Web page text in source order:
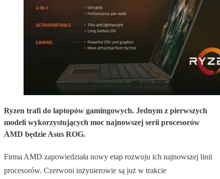
Ryzen trafi do laptopów gamingowych. Jednym z pierwszych
modeli wykorzystujących moc najnowszej serii procesorów
AMD będzie Asus ROG.
Firma AMD zapowiedziała nowy etap rozwoju ich najnowszej linii
procesorów. Czerwoni inżynierowie są już w trakcie